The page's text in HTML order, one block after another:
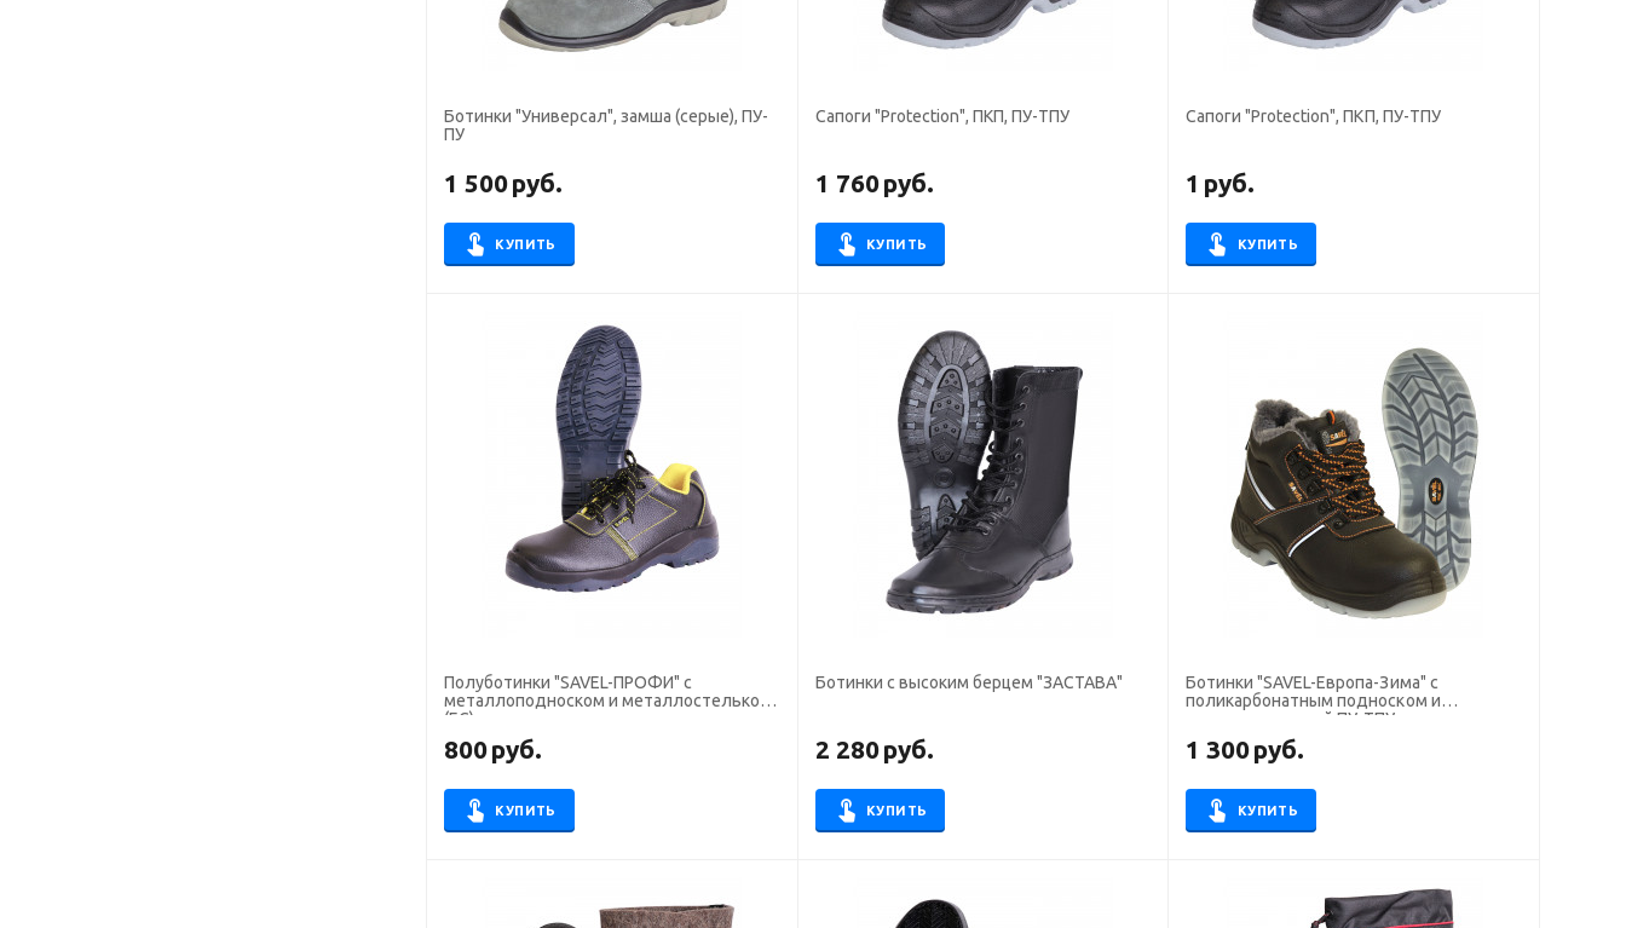
Ботинки "Универсал", замша (серые), ПУ-
ПУ
1 500руб.
КУПИТЬ
Сапоги "Protection", ПКП, ПУ-ТПУ
1 760руб.
КУПИТЬ
Сапоги "Protection", ПКП, ПУ-ТПУ
1 руб.
КУПИТЬ
Полуботинки "SAVEL-ПРОФИ" с
металлоподноском и металлостелькой
(ЕС)
800руб.
КУПИТЬ
Ботинки с высоким берцем "ЗАСТАВА"
2 280руб.
КУПИТЬ
Ботинки "SAVEL-Европа-Зима" с
поликарбонатным подноском и
металлостелькой ПУ-ТПУ
1 300руб.
КУПИТЬ